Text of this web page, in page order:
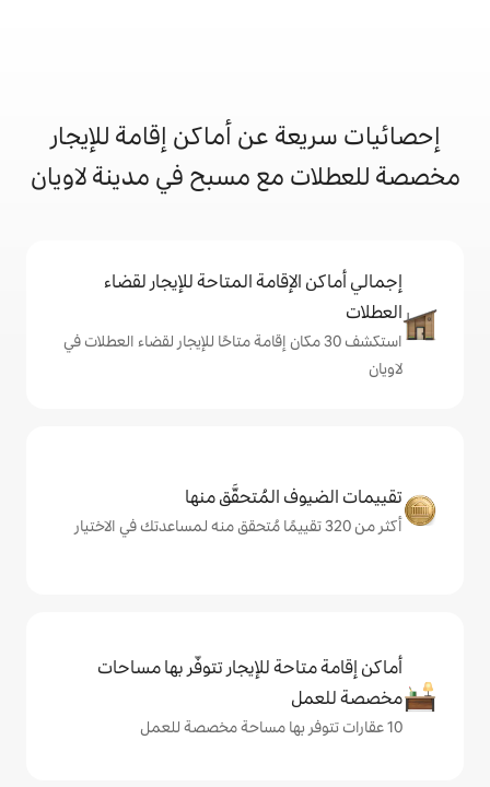
عن أماكن إقامة للإيجار
مسبح في مدينة لاويان
المتاحة للإيجار لقضاء
30 مكان إقامة متاحًا للإيجار لقضاء العطلات في
المُتحقَّق منها
للإيجار تتوفّر بها مساحات